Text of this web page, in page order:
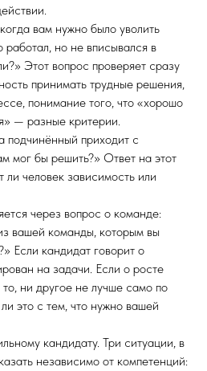
вам нужно было уволить
но не вписывался в
Этот вопрос проверяет сразу
принимать трудные решения,
понимание того, что «хорошо
— разные критерии.
подчинённый приходит с
мог бы решить?» Ответ на этот
ли человек зависимость или
через вопрос о команде:
вашей команды, которым вы
Если кандидат говорит о
на задачи. Если о росте
ни другое не лучше само по
это с тем, что нужно вашей
кандидату. Три ситуации, в
независимо от компетенций: